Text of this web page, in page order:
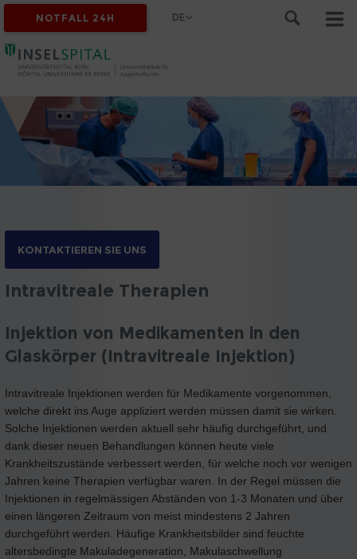
NOTFALL 24H DE
KONTAKTIEREN SIE UNS
Intravitreale Therapien
Injektion von Medikamenten in den
Glaskörper (Intravitreale Injektion)
Intravitreale Injektionen werden für Medikamente vorgenommen,
welche direkt ins Auge appliziert werden müssen damit sie wirken.
Solche Injektionen werden aktuell sehr häufig durchgeführt, und
dank dieser neuen Behandlungen können heute viele
Krankheitszustände verbessert werden, für welche noch vor wenigen
Jahren keine Therapien verfügbar waren. In der Regel müssen die
Injektionen in regelmässigen Abständen von 1-3 Monaten und über
einen längeren Zeitraum von meist mindestens 2 Jahren
durchgeführt werden. Häufige Krankheitsbilder sind feuchte
altersbedingte Makuladegeneration, Makulaschwellung